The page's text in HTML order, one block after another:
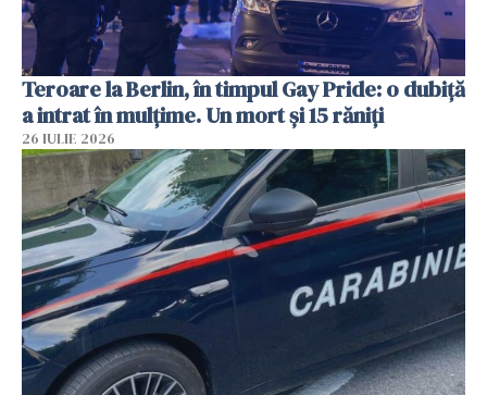
Teroare la Berlin, în timpul Gay Pride: o dubiță
a intrat în mulțime. Un mort și 15 răniți
26 IULIE 2026